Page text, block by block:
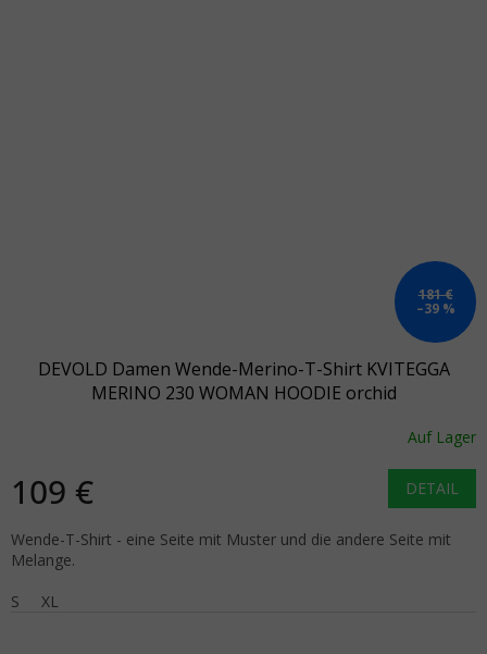
181 €
–39 %
DEVOLD Damen Wende-Merino-T-Shirt KVITEGGA
MERINO 230 WOMAN HOODIE orchid
Auf Lager
109 € DETAIL
Wende-T-Shirt - eine Seite mit Muster und die andere Seite mit
Melange.
S
XL